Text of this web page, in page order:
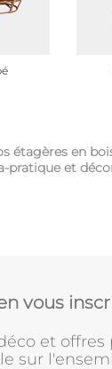
en
pratique et
vous
et
sur